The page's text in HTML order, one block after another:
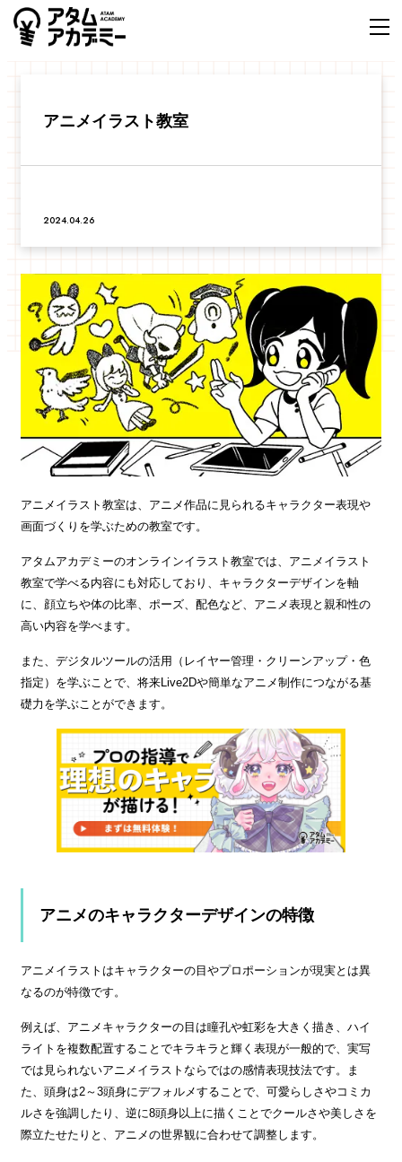
アニメイラスト教室
2024.04.26
アニメイラスト教室は、アニメ作品に見られるキャラクター表現や
画面づくりを学ぶための教室です。
アタムアカデミーのオンラインイラスト教室では、アニメイラスト
教室で学べる内容にも対応しており、キャラクターデザインを軸
に、顔立ちや体の比率、ポーズ、配色など、アニメ表現と親和性の
高い内容を学べます。
また、デジタルツールの活用（レイヤー管理・クリーンアップ・色
指定）を学ぶことで、将来Live2Dや簡単なアニメ制作につながる基
礎力を学ぶことができます。
アニメのキャラクターデザインの特徴
アニメイラストはキャラクターの目やプロポーションが現実とは異
なるのが特徴です。
例えば、アニメキャラクターの目は瞳孔や虹彩を大きく描き、ハイ
ライトを複数配置することでキラキラと輝く表現が一般的で、実写
では見られないアニメイラストならではの感情表現技法です。ま
た、頭身は2～3頭身にデフォルメすることで、可愛らしさやコミカ
ルさを強調したり、逆に8頭身以上に描くことでクールさや美しさを
際立たせたりと、アニメの世界観に合わせて調整します。